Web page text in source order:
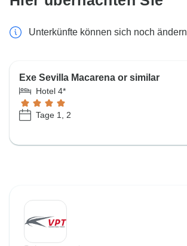
Unterkünfte können sich noch ändern
Exe Sevilla Macarena or similar
Hotel 4*
Tage 1, 2